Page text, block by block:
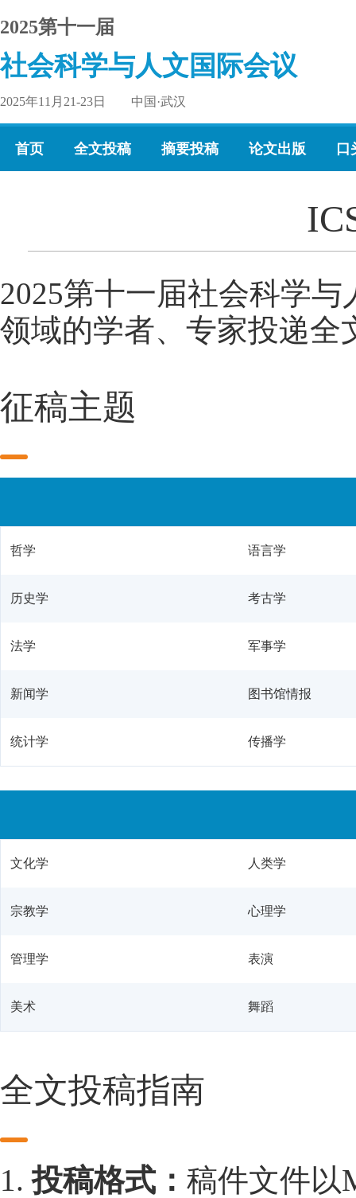
2025第十一届
社会科学与人文国际会议
2025年11月21-23日 中国·武汉
首页 全文投稿 摘要投稿 论文出版 口
2025第十一届社会科学
领域的学者、专家投递全
征稿主题
哲学 语言学
历史学 考古学
法学 军事学
新闻学 图书馆情报
统计学 传播学
文化学 人类学
宗教学 心理学
管理学 表演
美术 舞蹈
全文投稿指南
1.投稿格式： 稿件文件以